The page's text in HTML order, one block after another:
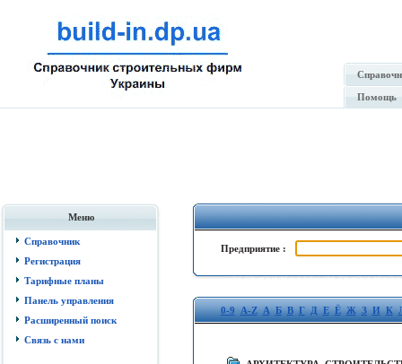
Помощь
Меню
Справочник
Регистрация
Тарифные планы
Панель управления
Расширенный поиск
Связь с нами
Предприятие :
0-9 A-Z А Б В Г Д Е Ё Ж З И К